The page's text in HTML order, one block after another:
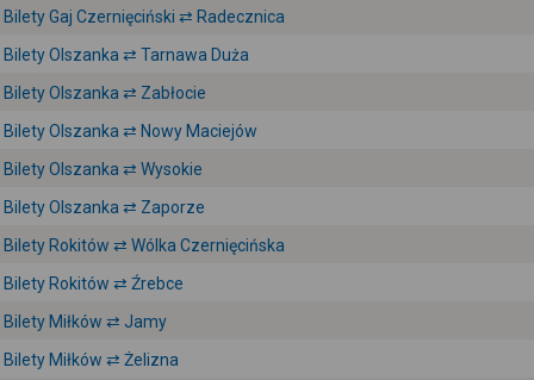
Bilety Gaj Czernięciński ⇄ Radecznica
Bilety Olszanka ⇄ Tarnawa Duża
Bilety Olszanka ⇄ Zabłocie
Bilety Olszanka ⇄ Nowy Maciejów
Bilety Olszanka ⇄ Wysokie
Bilety Olszanka ⇄ Zaporze
Bilety Rokitów ⇄ Wólka Czernięcińska
Bilety Rokitów ⇄ Źrebce
Bilety Miłków ⇄ Jamy
Bilety Miłków ⇄ Żelizna